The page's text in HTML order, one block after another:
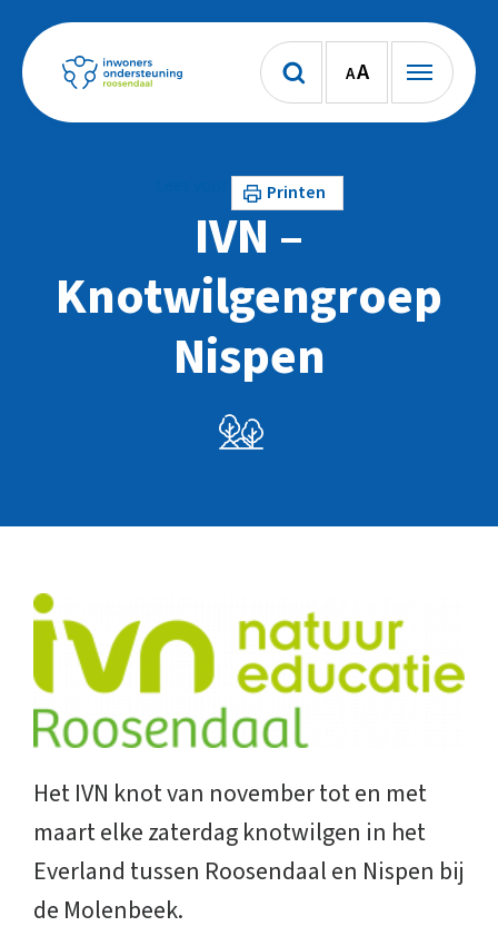
AA
Printen
IVN –
Knotwilgengroep
Nispen
Het IVN knot van november tot en met
maart elke zaterdag knotwilgen in het
Everland tussen Roosendaal en Nispen bij
de Molenbeek.